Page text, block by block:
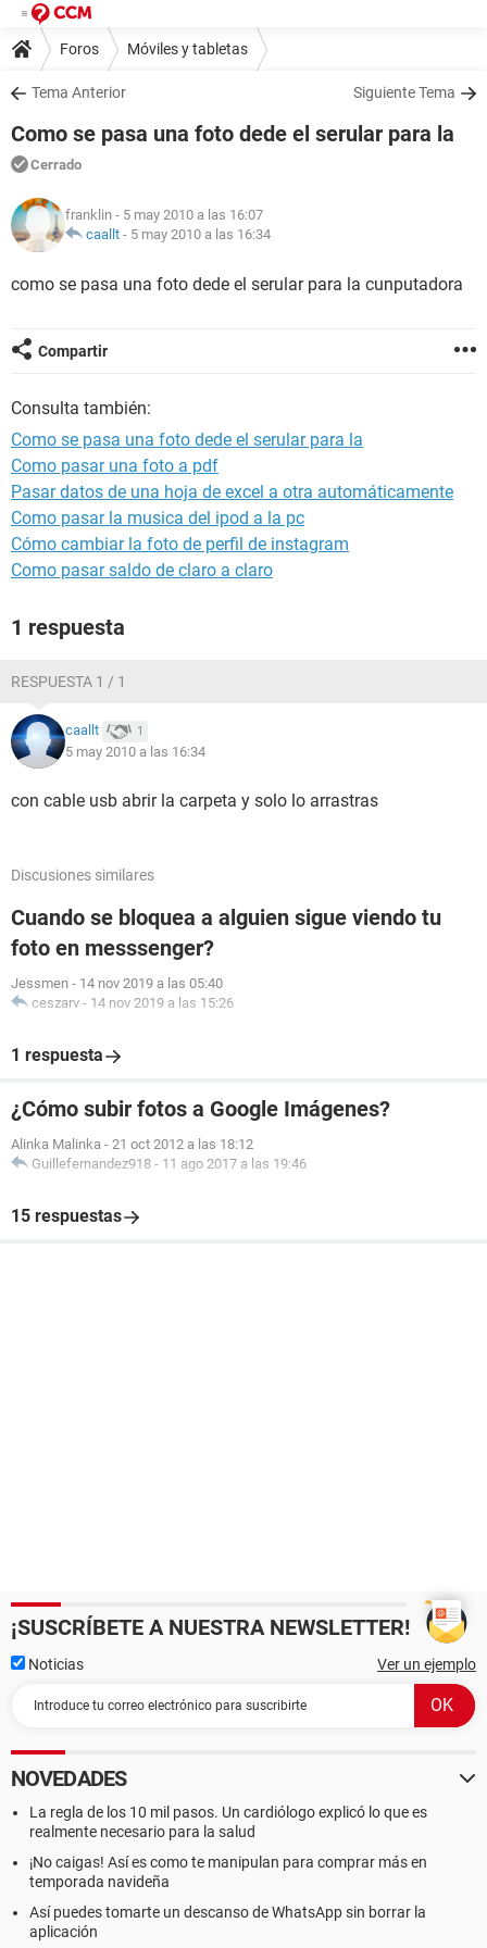
Foros Móviles y tabletas
Tema Anterior Siguiente Tema
Como se pasa una foto dede el serular para la
Cerrado
franklin - 5 may 2010 a las 16:07
caallt - 5 may 2010 a las 16:34
como se pasa una foto dede el serular para la cunputadora
Compartir
Consulta también:
Como se pasa una foto dede el serular para la
Como pasar una foto a pdf
Pasar datos de una hoja de excel a otra automáticamente
Como pasar la musica del ipod a la pc
Cómo cambiar la foto de perfil de instagram
Como pasar saldo de claro a claro
1 respuesta
RESPUESTA 1 / 1
caallt 1
5 may 2010 a las 16:34
con cable usb abrir la carpeta y solo lo arrastras
Discusiones similares
Cuando se bloquea a alguien sigue viendo tu
foto en messsenger?
Jessmen - 14 nov 2019 a las 05:40
ceszarv - 14 nov 2019 a las 15:26
1 respuesta
¿Cómo subir fotos a Google Imágenes?
Alinka Malinka - 21 oct 2012 a las 18:12
Guillefernandez918 - 11 ago 2017 a las 19:46
15 respuestas
¡SUSCRÍBETE A NUESTRA NEWSLETTER!
Noticias Ver un ejemplo
NOVEDADES
La regla de los 10 mil pasos. Un cardiólogo explicó lo que es
realmente necesario para la salud
¡No caigas! Así es como te manipulan para comprar más en
temporada navideña
Así puedes tomarte un descanso de WhatsApp sin borrar la
aplicación